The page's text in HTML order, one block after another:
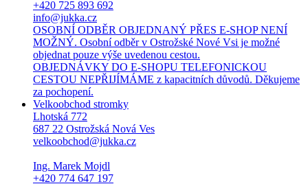
+420 725 893 692
info@jukka.cz
OSOBNÍ ODBĚR OBJEDNANÝ PŘES E-SHOP NENÍ
MOŽNÝ. Osobní odběr v Ostrožské Nové Vsi je možné
objednat pouze výše uvedenou cestou.
OBJEDNÁVKY DO E-SHOPU TELEFONICKOU
CESTOU NEPŘIJÍMÁME z kapacitních důvodů. Děkujeme
za pochopení.
Velkoobchod stromky
Lhotská 772
687 22 Ostrožská Nová Ves
velkoobchod@jukka.cz
Ing. Marek Mojdl
+420 774 647 197